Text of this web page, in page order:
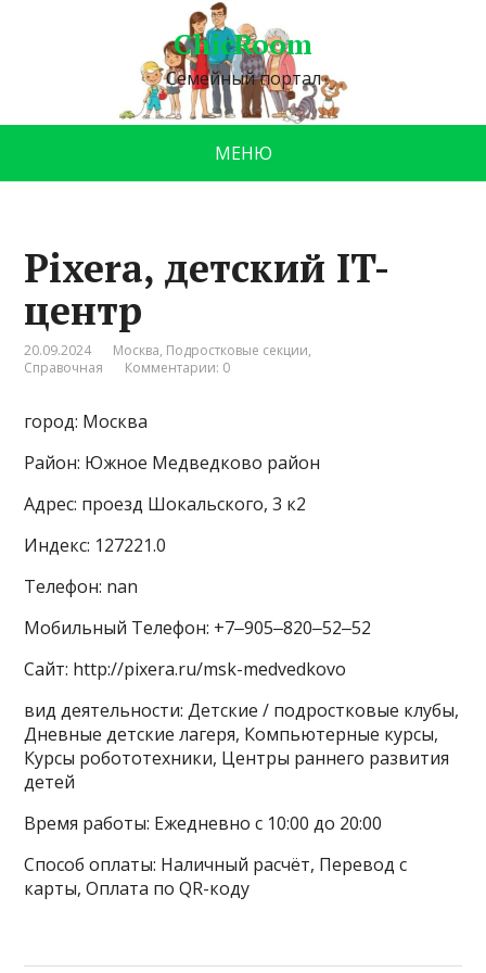
ChicRoom
Семейный портал
МЕНЮ
Pixera, детский IT-
центр
20.09.2024 Москва, Подростковые секции,
Справочная
Комментарии: 0
город: Москва
Район: Южное Медведково район
Адрес: проезд Шокальского, 3 к2
Индекс: 127221.0
Телефон: nan
Мобильный Телефон: +7‒905‒820‒52‒52
Сайт: http://pixera.ru/msk-medvedkovo
вид деятельности: Детские / подростковые клубы,
Дневные детские лагеря, Компьютерные курсы,
Курсы робототехники, Центры раннего развития
детей
Время работы: Ежедневно с 10:00 до 20:00
Способ оплаты: Наличный расчёт, Перевод с
карты, Оплата по QR-коду